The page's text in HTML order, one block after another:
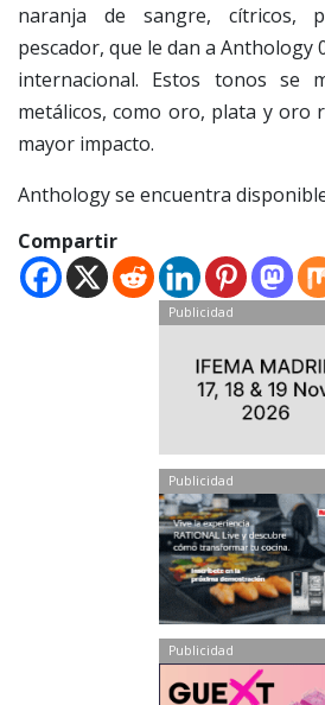
naranja de sangre, cítricos,
pescador, que le dan a Anthology
internacional. Estos tonos se
metálicos, como oro, plata y oro
mayor impacto.
Anthology se encuentra
Compartir
Publicidad
Publicidad
Publicidad